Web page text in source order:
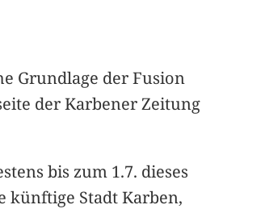
Grundlage der Fusion
der Karbener Zeitung
bis zum 1.7. dieses
künftige Stadt Karben,